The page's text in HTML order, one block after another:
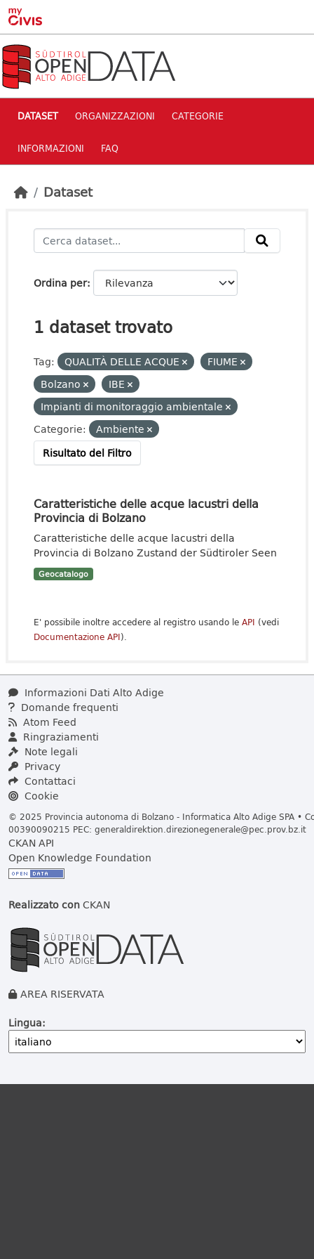
Skip to main content
DATASET ORGANIZZAZIONI CATEGORIE
INFORMAZIONI FAQ
Dataset
Ordina per
1 dataset trovato
Tag: QUALITÀ DELLE ACQUE
FIUME
Bolzano
IBE
Impianti di monitoraggio ambientale
Categorie:
Ambiente
Risultato del Filtro
Caratteristiche delle acque lacustri della
Provincia di Bolzano
Caratteristiche delle acque lacustri della
Provincia di Bolzano Zustand der Südtiroler Seen
Geocatalogo
E' possibile inoltre accedere al registro usando le API (vedi
Documentazione API).
Informazioni Dati Alto Adige
Domande frequenti
Atom Feed
Ringraziamenti
Note legali
Privacy
Contattaci
Cookie
© 2025 Provincia autonoma di Bolzano - Informatica Alto Adige SPA •
00390090215 PEC: generaldirektion.direzionegenerale@pec.prov.bz.it
CKAN API
Open Knowledge Foundation
Realizzato conCKAN
AREA RISERVATA
Lingua